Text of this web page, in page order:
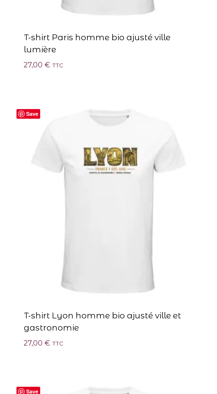
T-shirt Paris homme bio ajusté ville
lumière
27,00 € TTC
Save
T-shirt Lyon homme bio ajusté ville et
gastronomie
27,00 € TTC
Save